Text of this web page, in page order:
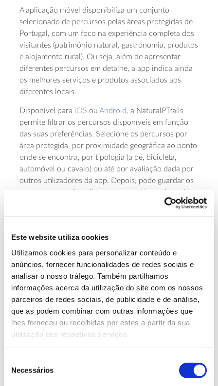
Este website utiliza cookies
Utilizamos cookies para personalizar conteúdo e
anúncios, fornecer funcionalidades de redes sociais e
analisar o nosso tráfego. Também partilhamos
informações acerca da utilização do site com os nossos
parceiros de redes sociais, de publicidade e de análise,
que as podem combinar com outras informações que
lhes forneceu ou recolhidas por estes a partir da sua
utilização dos respetivos serviços.
Necessários
A aplicação móvel disponibiliza um conjunto
selecionado de percursos pelas áreas protegidas de
Portugal, com um foco na experiência completa dos
visitantes (património natural, gastronomia, produtos
e alojamento rural). Ou seja, além de apresentar
diferentes percursos em detalhe, a app indica ainda
os melhores serviços e produtos associados aos
diferentes locais.
Disponível para iOS ou Android, a NaturalPTrails
permite filtrar os percursos disponíveis em função
das suas preferências. Selecione os percursos por
área protegida, por proximidade geográfica ao ponto
onde se encontra, por tipologia (a pé, bicicleta,
automóvel ou cavalo) ou até por avaliação dada por
outros utilizadores da app. Depois, pode guardar os
seus percursos favoritos para consultar mais tarde,
e ganhar pontos por cada um
percorrido.
A pensar na segurança dos visitantes, a app
incêndio, a partir de dados fornecidos diretamente
pelo Instituto Português do Mar e da Atmosfera
A NaturalPTrails está disponível em português e
inglês.
Conhecer o território através dos
seus produtos e serviços
Sair da cidade e visitar uma área protegida (como a